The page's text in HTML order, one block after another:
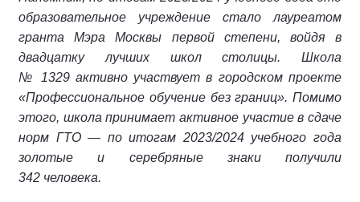
образовательное учреждение стало лауреатом
гранта Мэра Москвы первой степени, войдя в
двадцатку лучших школ столицы. Школа
№ 1329 активно участвует в городском проекте
«Профессиональное обучение без границ». Помимо
этого, школа принимает активное участие в сдаче
норм ГТО — по итогам 2023/2024 учебного года
золотые и серебряные знаки получили
342 человека.